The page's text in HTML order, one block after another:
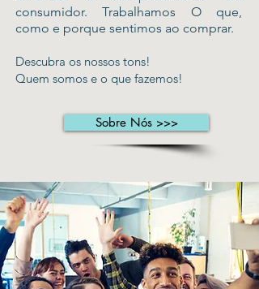
consumidor. Trabalhamos O que,
como e porque sentimos ao comprar.
Descubra os nossos tons!
Quem somos e o que fazemos!
Sobre Nós >>>